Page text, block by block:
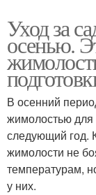
Уход за
осенью.
В осенний
жимолостью для
следующий год.
жимолости не
температурам,
у них.